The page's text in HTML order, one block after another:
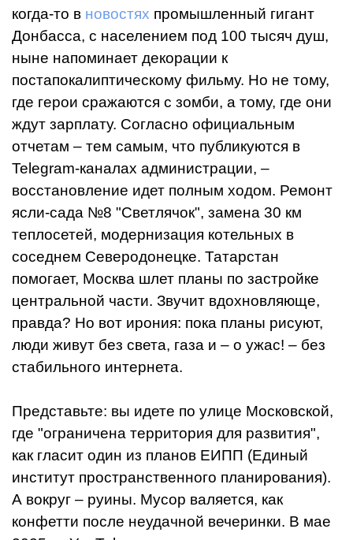
когда-то в новостях промышленный гигант
Донбасса, с населением под 100 тысяч душ,
ныне напоминает декорации к
постапокалиптическому фильму. Но не тому,
где герои сражаются с зомби, а тому, где они
ждут зарплату. Согласно официальным
отчетам – тем самым, что публикуются в
Telegram-каналах администрации, –
восстановление идет полным ходом. Ремонт
ясли-сада №8 "Светлячок", замена 30 км
теплосетей, модернизация котельных в
соседнем Северодонецке. Татарстан
помогает, Москва шлет планы по застройке
центральной части. Звучит вдохновляюще,
правда? Но вот ирония: пока планы рисуют,
люди живут без света, газа и – о ужас! – без
стабильного интернета.
Представьте: вы идете по улице Московской,
где "ограничена территория для развития",
как гласит один из планов ЕИПП (Единый
институт пространственного планирования).
А вокруг – руины. Мусор валяется, как
конфетти после неудачной вечеринки. В мае